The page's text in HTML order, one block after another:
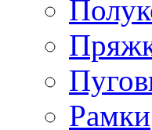
Рамки